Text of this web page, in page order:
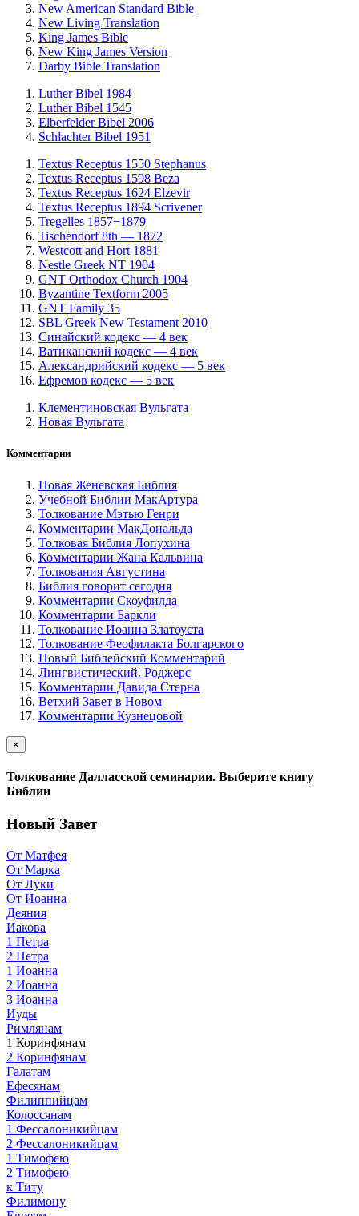
New American Standard Bible
New Living Translation
King James Bible
New King James Version
Darby Bible Translation
Luther Bibel 1984
Luther Bibel 1545
Elberfelder Bibel 2006
Schlachter Bibel 1951
Textus Receptus 1550 Stephanus
Textus Receptus 1598 Beza
Textus Receptus 1624 Elzevir
Textus Receptus 1894 Scrivener
Tregelles 1857−1879
Tischendorf 8th — 1872
Westcott and Hort 1881
Nestle Greek NT 1904
GNT Orthodox Church 1904
Byzantine Textform 2005
GNT Family 35
SBL Greek New Testament 2010
Синайский кодекс — 4 век
Ватиканский кодекс — 4 век
Александрийский кодекс — 5 век
Ефремов кодекс — 5 век
Клементиновская Вульгата
Новая Вульгата
Комментарии
Новая Женевская Библия
Учебной Библии МакАртура
Толкование Мэтью Генри
Комментарии МакДональда
Толковая Библия Лопухина
Комментарии Жана Кальвина
Толкования Августина
Библия говорит сегодня
Комментарии Скоуфилда
Комментарии Баркли
Толкование Иоанна Златоуста
Толкование Феофилакта Болгарского
Новый Библейский Комментарий
Лингвистический. Роджерс
Комментарии Давида Стерна
Ветхий Завет в Новом
Комментарии Кузнецовой
×
Толкование Далласской семинарии. Выберите книгу
Библии
Новый Завет
От Матфея
От Марка
От Луки
От Иоанна
Деяния
Иакова
1 Петра
2 Петра
1 Иоанна
2 Иоанна
3 Иоанна
Иуды
Римлянам
1 Коринфянам
2 Коринфянам
Галатам
Ефесянам
Филиппийцам
Колоссянам
1 Фессалоникийцам
2 Фессалоникийцам
1 Тимофею
2 Тимофею
к Титу
Филимону